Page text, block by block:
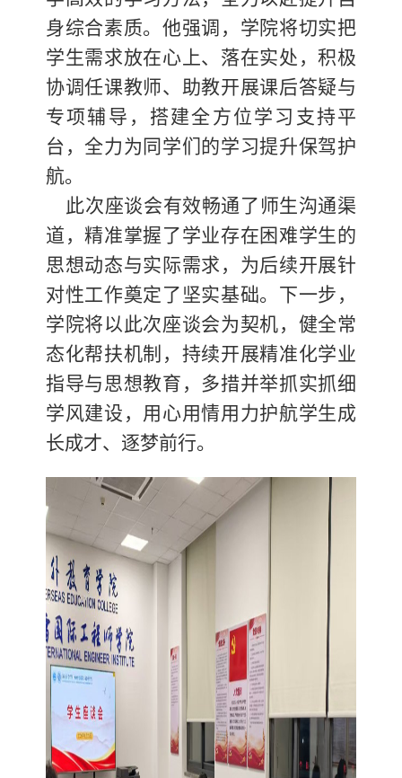
身综合素质。 他强调，学院将切实把
学生需求放在心上、落在实处，积极
协调任课教师、助教开展课后答疑与
专项辅导，搭建全方位学习支持平
台，全力为同学们的学习提升保驾护
航。
此次座谈会有效畅通了师生沟通渠
道，精准掌握了学业存在困难学生的
思想动态与实际需求，为后续开展针
对性工作奠定了坚实基础。下一步，
学院将以此次座谈会为契机，健全常
态化帮扶机制，持续开展精准化学业
指导与思想教育，多措并举抓实抓细
学风建设，用心用情用力护航学生成
长成才、逐梦前行。